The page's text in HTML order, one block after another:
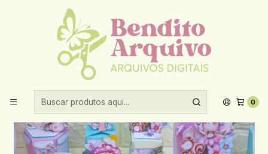
0
Aproveite 10% de desconto ao comprar acima de R$30,00!
Início
Festas prontas
Arquivo de Corte Jardim Encantado Acetato - criar bv